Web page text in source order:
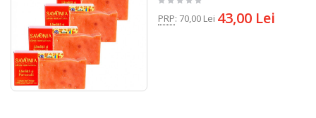
PRP: 70,00 Lei 43,00 Lei